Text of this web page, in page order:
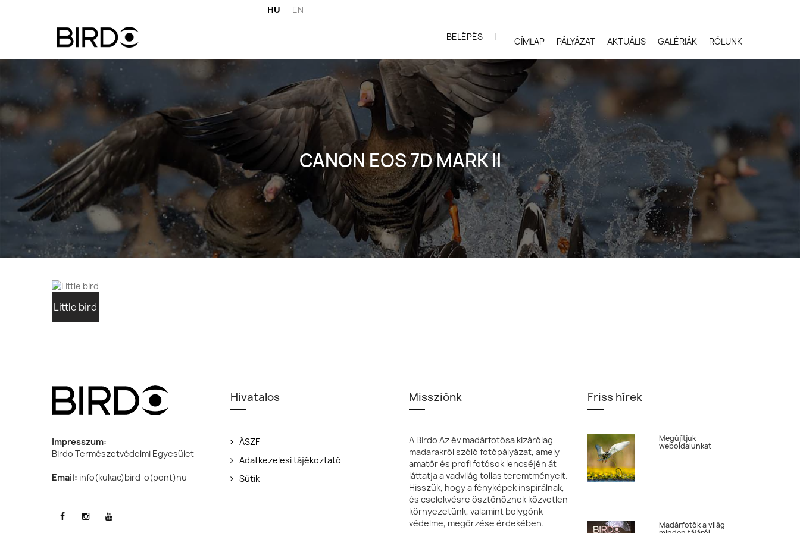
HU EN
CÍMLAP PÁLYÁZAT
Robert Gloeckner,
Egyesült Államok
Svetlana Ivanenko,
Oroszország
Terje Kolaas, Norvégia
Lóki Csaba,
Potyó Imre,
AKTUÁLIS GALÉRIÁK RÓLUNK
fiók
menüje
BELÉPÉS |
CANON EOS 7D MARK II
Little bird
Impresszum:
Birdo Természetvédelmi Egyesület
Email: info(kukac)bird-o(pont)hu
Hivatalos
ÁSZF
Adatkezelesi tájékoztató
Sütik
Missziónk
A Birdo Az év madárfotósa kizárólag
madarakról szóló fotópályázat, amely
amatőr és profi fotósok lencséjén át
láttatja a vadvilág tollas teremtményeit.
Hisszük, hogy a fényképek inspirálnak,
és cselekvésre ösztönöznek közvetlen
környezetünk, valamint bolygónk
védelme, megőrzése érdekében.
Friss hírek
Megújítjuk
weboldalunkat
Madárfotók a világ